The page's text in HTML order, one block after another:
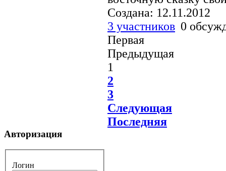
Создана: 12.11.2012
3 участников 0
Первая
Предыдущая
1
2
3
Следующая
Последняя
Авторизация
Логин